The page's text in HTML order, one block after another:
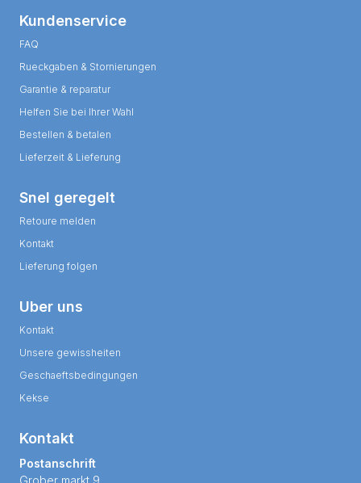
Kundenservice
FAQ
Rueckgaben & Stornierungen
Garantie & reparatur
Helfen Sie bei Ihrer Wahl
Bestellen & betalen
Lieferzeit & Lieferung
Snel geregelt
Retoure melden
Kontakt
Lieferung folgen
Uber uns
Kontakt
Unsere gewissheiten
Geschaeftsbedingungen
Kekse
Kontakt
Postanschrift
Grober markt 9